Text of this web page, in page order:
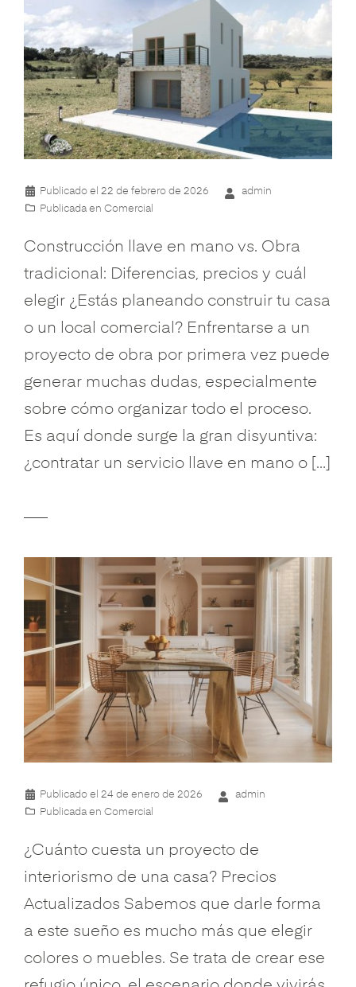
Publicado el 22 de febrero de 2026
admin
Publicada en Comercial
Construcción llave en mano vs. Obra
tradicional: Diferencias, precios y cuál
elegir ¿Estás planeando construir tu casa
o un local comercial? Enfrentarse a un
proyecto de obra por primera vez puede
generar muchas dudas, especialmente
sobre cómo organizar todo el proceso.
Es aquí donde surge la gran disyuntiva:
¿contratar un servicio llave en mano o […]
Publicado el 24 de enero de 2026
admin
Publicada en Comercial
¿Cuánto cuesta un proyecto de
interiorismo de una casa? Precios
Actualizados Sabemos que darle forma
a este sueño es mucho más que elegir
colores o muebles. Se trata de crear ese